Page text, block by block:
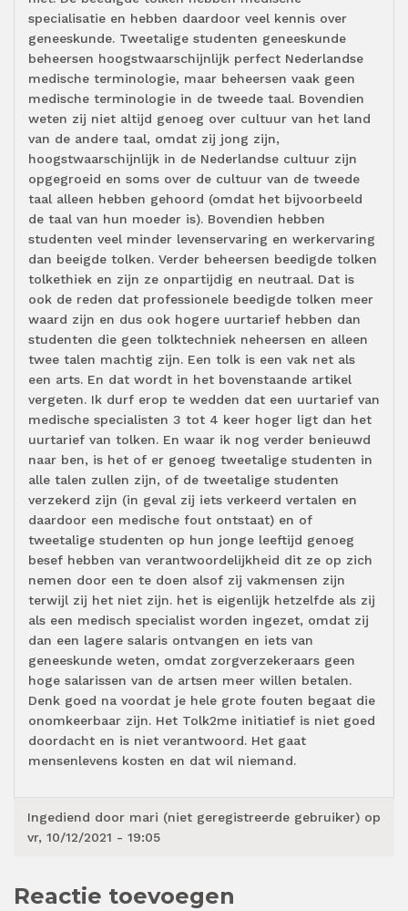
specialisatie en hebben daardoor veel kennis over
geneeskunde. Tweetalige studenten geneeskunde
beheersen hoogstwaarschijnlijk perfect Nederlandse
medische terminologie, maar beheersen vaak geen
medische terminologie in de tweede taal. Bovendien
weten zij niet altijd genoeg over cultuur van het land
van de andere taal, omdat zij jong zijn,
hoogstwaarschijnlijk in de Nederlandse cultuur zijn
opgegroeid en soms over de cultuur van de tweede
taal alleen hebben gehoord (omdat het bijvoorbeeld
de taal van hun moeder is). Bovendien hebben
studenten veel minder levenservaring en werkervaring
dan beeigde tolken. Verder beheersen beedigde tolken
tolkethiek en zijn ze onpartijdig en neutraal. Dat is
ook de reden dat professionele beedigde tolken meer
waard zijn en dus ook hogere uurtarief hebben dan
studenten die geen tolktechniek neheersen en alleen
twee talen machtig zijn. Een tolk is een vak net als
een arts. En dat wordt in het bovenstaande artikel
vergeten. Ik durf erop te wedden dat een uurtarief van
medische specialisten 3 tot 4 keer hoger ligt dan het
uurtarief van tolken. En waar ik nog verder benieuwd
naar ben, is het of er genoeg tweetalige studenten in
alle talen zullen zijn, of de tweetalige studenten
verzekerd zijn (in geval zij iets verkeerd vertalen en
daardoor een medische fout ontstaat) en of
tweetalige studenten op hun jonge leeftijd genoeg
besef hebben van verantwoordelijkheid dit ze op zich
nemen door een te doen alsof zij vakmensen zijn
terwijl zij het niet zijn. het is eigenlijk hetzelfde als zij
als een medisch specialist worden ingezet, omdat zij
dan een lagere salaris ontvangen en iets van
geneeskunde weten, omdat zorgverzekeraars geen
hoge salarissen van de artsen meer willen betalen.
Denk goed na voordat je hele grote fouten begaat die
onomkeerbaar zijn. Het Tolk2me initiatief is niet goed
doordacht en is niet verantwoord. Het gaat
mensenlevens kosten en dat wil niemand.
Ingediend door mari (niet geregistreerde gebruiker) op
vr, 10/12/2021 - 19:05
Reactie toevoegen